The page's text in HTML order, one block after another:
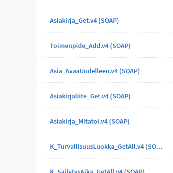
Asiakirja_Get.v4 (SOAP)
Toimenpide_Add.v4 (SOAP)
Asia_AvaaUudelleen.v4 (SOAP)
Asiakirjaliite_Get.v4 (SOAP)
Asiakirja_Mitatoi.v4 (SOAP)
K_TurvallisuusLuokka_GetAll.v4 (SOAP)